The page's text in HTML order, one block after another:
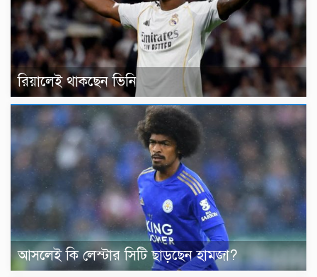
রিয়ালেই থাকছেন ভিনি
আসলেই কি লেস্টার সিটি ছাড়ছেন হামজা?